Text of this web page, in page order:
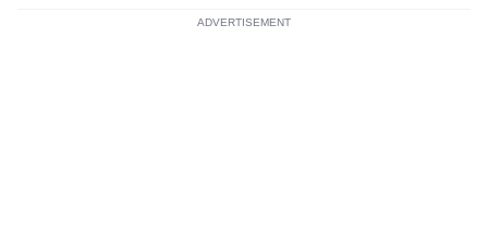
ADVERTISEMENT